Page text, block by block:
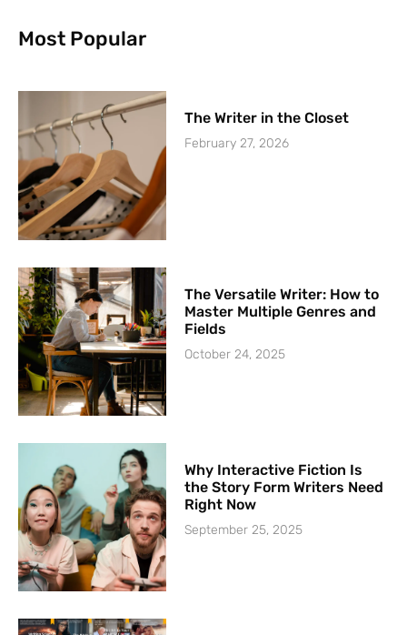
Most Popular
The Writer in the Closet
February 27, 2026
The Versatile Writer: How to
Master Multiple Genres and
Fields
October 24, 2025
Why Interactive Fiction Is
the Story Form Writers Need
Right Now
September 25, 2025